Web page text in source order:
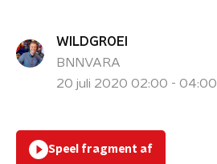
WILDGROEI
BNNVARA
20 juli 2020 02:00 - 04:00
Speel fragment af